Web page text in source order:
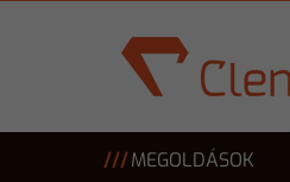
Skip to main content
MEGOLDÁSOK